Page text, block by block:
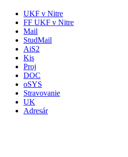
UKF v Nitre
FF UKF v Nitre
Mail
StudMail
AiS2
Kis
Proj
DOC
oSYS
Stravovanie
UK
Adresár